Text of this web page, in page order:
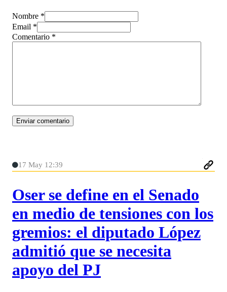
Nombre *
Email *
Comentario *
17 May 12:39
Oser se define en el Senado
en medio de tensiones con los
gremios: el diputado López
admitió que se necesita
apoyo del PJ